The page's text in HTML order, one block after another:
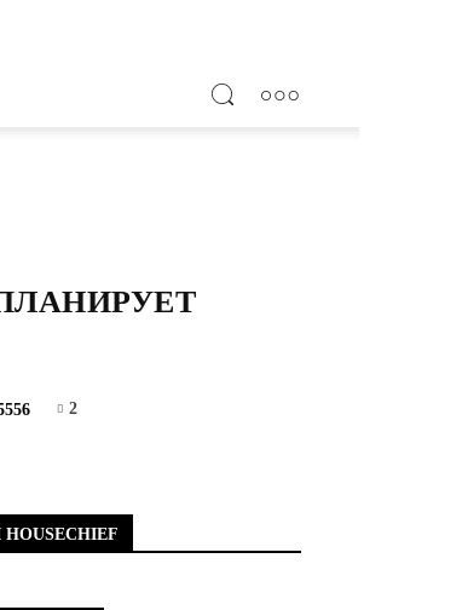
2